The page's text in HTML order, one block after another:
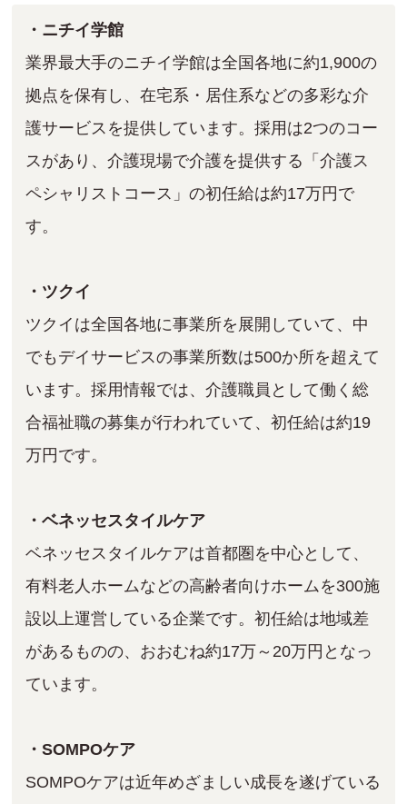
・ニチイ学館
業界最大手のニチイ学館は全国各地に約1,900の
拠点を保有し、在宅系・居住系などの多彩な介
護サービスを提供しています。採用は2つのコー
スがあり、介護現場で介護を提供する「介護ス
ペシャリストコース」の初任給は約17万円で
す。
・ツクイ
ツクイは全国各地に事業所を展開していて、中
でもデイサービスの事業所数は500か所を超えて
います。採用情報では、介護職員として働く総
合福祉職の募集が行われていて、初任給は約19
万円です。
・ベネッセスタイルケア
ベネッセスタイルケアは首都圏を中心として、
有料老人ホームなどの高齢者向けホームを300施
設以上運営している企業です。初任給は地域差
があるものの、おおむね約17万～20万円となっ
ています。
・SOMPOケア
SOMPOケアは近年めざましい成長を遂げている